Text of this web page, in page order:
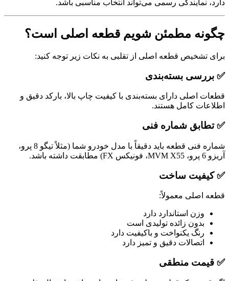
دارد، نمایندگی رسمی می‌تواند انتخاب مناسبی باشد.
چگونه مطمئن شویم قطعه اصلی است؟
برای تشخیص قطعه اصلی از تقلبی به نکات زیر توجه کنید:
✅ بررسی بسته‌بندی
قطعات اصلی دارای بسته‌بندی با کیفیت چاپ بالا، بارکد دقیق و
اطلاعات کامل هستند.
✅ تطابق شماره فنی
شماره فنی قطعه باید دقیقاً با مدل خودرو شما (مثلاً تیگو 8 پرو،
آریزو 6 پرو، MVM X55، فونیکس FX) مطابقت داشته باشد.
✅ کیفیت ساخت
قطعه اصلی معمولاً:
وزن استاندارد دارد
بدون زائده تولیدی است
رنگ یکنواخت و باکیفیت دارد
اتصالات دقیق و تمیز دارد
✅ قیمت منطقی